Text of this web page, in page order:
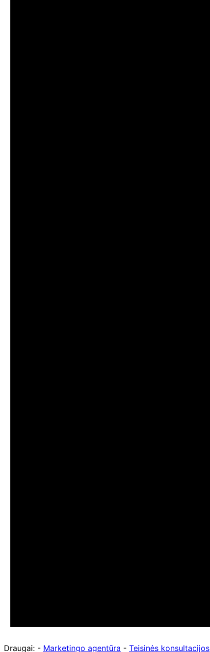
Draugai: - Marketingo agentūra - Teisinės konsultacijos